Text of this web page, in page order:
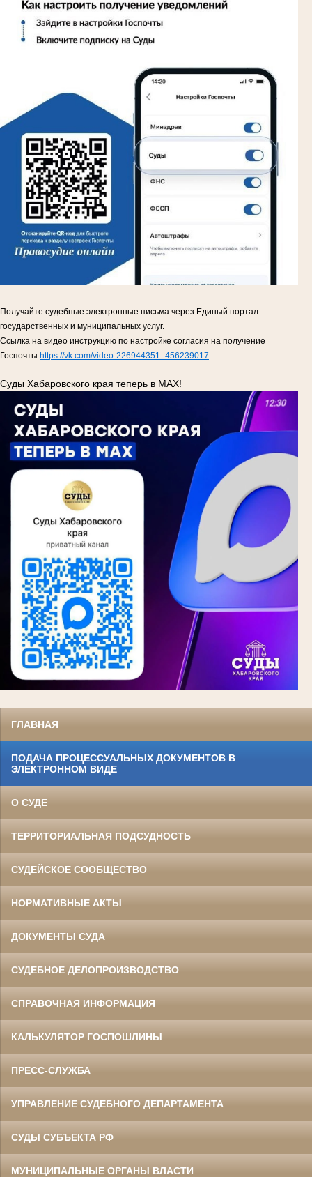
Получайте судебные электронные письма через Единый портал
государственных и муниципальных услуг.
Ссылка на видео инструкцию по настройке согласия на получение
Госпочты https://vk.com/video-226944351_456239017
Суды Хабаровского края теперь в MAX!
ГЛАВНАЯ
ПОДАЧА ПРОЦЕССУАЛЬНЫХ ДОКУМЕНТОВ В
ЭЛЕКТРОННОМ ВИДЕ
О СУДЕ
ТЕРРИТОРИАЛЬНАЯ ПОДСУДНОСТЬ
СУДЕЙСКОЕ СООБЩЕСТВО
НОРМАТИВНЫЕ АКТЫ
ДОКУМЕНТЫ СУДА
СУДЕБНОЕ ДЕЛОПРОИЗВОДСТВО
СПРАВОЧНАЯ ИНФОРМАЦИЯ
КАЛЬКУЛЯТОР ГОСПОШЛИНЫ
ПРЕСС-СЛУЖБА
УПРАВЛЕНИЕ СУДЕБНОГО ДЕПАРТАМЕНТА
СУДЫ СУБЪЕКТА РФ
МУНИЦИПАЛЬНЫЕ ОРГАНЫ ВЛАСТИ